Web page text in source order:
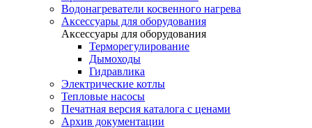
Водонагреватели косвенного нагрева
Аксессуары для оборудования
Аксессуары для оборудования
Терморегулирование
Дымоходы
Гидравлика
Электрические котлы
Тепловые насосы
Печатная версия каталога с ценами
Архив документации